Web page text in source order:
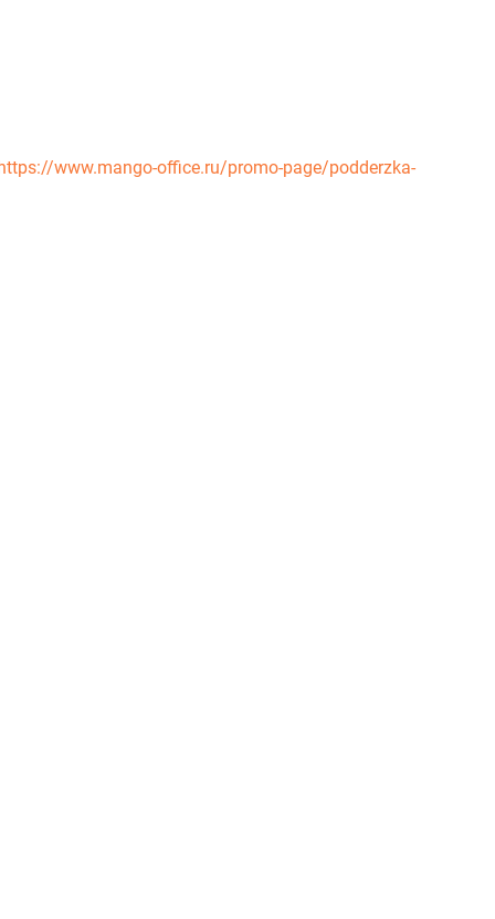
https://www.mango-office.ru/promo-page/podderzka-